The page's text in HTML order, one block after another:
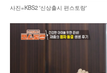
사진=KBS2 '신상출시 편스토랑'